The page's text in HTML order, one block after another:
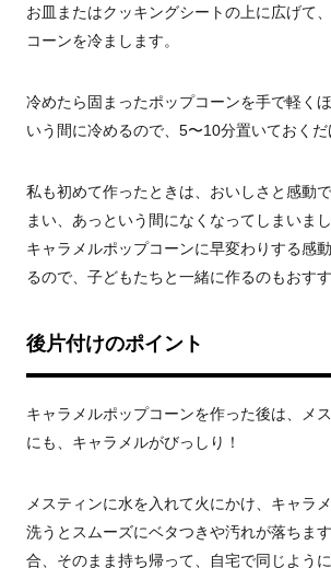
お皿またはクッキングシートの上に広げて
コーンを冷まします。
冷めたら固まったポップコーンを手で軽く
いう間に冷めるので、5〜10分置いておくだ
私も初めて作ったときは、おいしさと感動
まい、あっという間になくなってしまいま
キャラメルポップコーンに早変わりする感
るので、子どもたちと一緒に作るのもおすす
後片付けのポイント
キャラメルポップコーンを作った後は、メ
にも、キャラメルがびっしり！
メスティンに水を入れて火にかけ、キャラ
洗うとスムーズにベタつきや汚れが落ちま
合、そのまま持ち帰って、自宅で同じよう